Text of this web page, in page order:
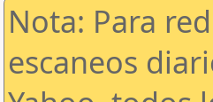
Nota: Para
escaneos